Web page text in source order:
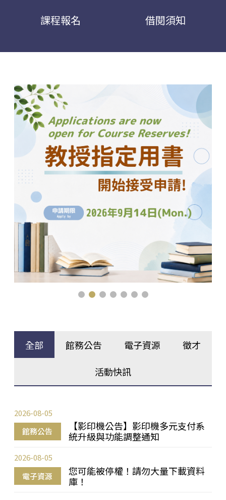
課程報名 借閱須知
全部 館務公告 電子資源 徵才
活動快訊
館務公告
【影印機公告】影印機多元支付系
統升級與功能調整通知
2026-08-05
電子資源
您可能被停權！請勿大量下載資料
庫！
2026-08-05